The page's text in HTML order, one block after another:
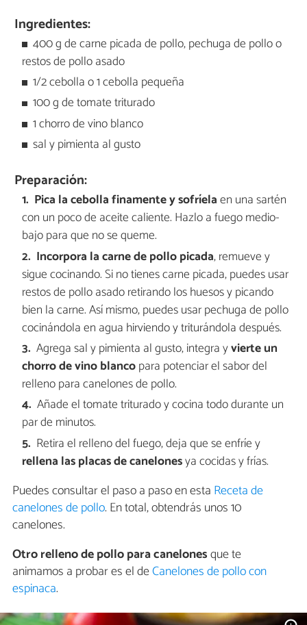
Ingredientes:
400 g de carne picada de pollo, pechuga de pollo o
restos de pollo asado
1/2 cebolla o 1 cebolla pequeña
100 g de tomate triturado
1 chorro de vino blanco
sal y pimienta al gusto
Preparación:
Pica la cebolla finamente y sofríelaen una sartén
con un poco de aceite caliente. Hazlo a fuego medio-
bajo para que no se queme.
Incorpora la carne de pollo picada, remueve y
sigue cocinando. Si no tienes carne picada, puedes usar
restos de pollo asado retirando los huesos y picando
bien la carne. Así mismo, puedes usar pechuga de pollo
cocinándola en agua hirviendo y triturándola después.
Agrega sal y pimienta al gusto, integra yvierte un
chorro de vino blancopara potenciar el sabor del
relleno para canelones de pollo.
Añade el tomate triturado y cocina todo durante un
par de minutos.
Retira el relleno del fuego, deja que se enfríe y
rellena las placas de canelonesya cocidas y frías.
Puedes consultar el paso a paso en esta Receta de
canelones de pollo. En total, obtendrás unos 10
canelones.
Otro relleno de pollo para canelonesque te
animamos a probar es el deCanelones de pollo con
espinaca.